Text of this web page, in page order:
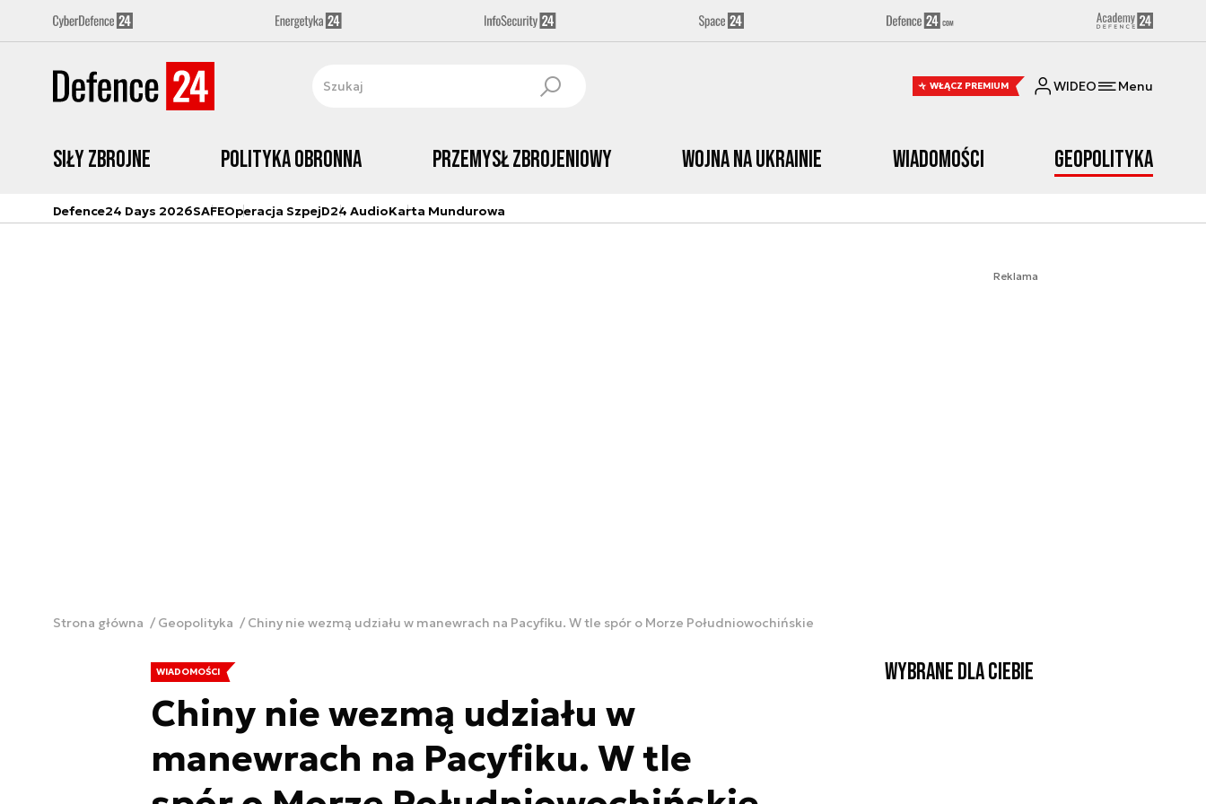
WŁĄCZ PREMIUM WIDEO Menu
Siły zbrojne Polityka obronna Przemysł Zbrojeniowy Wojna na Ukrainie Wiadomości Geopolityka
Defence24 Days 2026SAFEOperacja SzpejD24 AudioKarta Mundurowa
Reklama
Strona główna Geopolityka Chiny nie wezmą udziału w manewrach na Pacyfiku. W tle spór o Morze Południowochińskie
WIADOMOŚCI
Chiny nie wezmą udziału w
manewrach na Pacyfiku. W tle
Wybrane dla Ciebie